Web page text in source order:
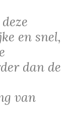
en snel,
dan de
van